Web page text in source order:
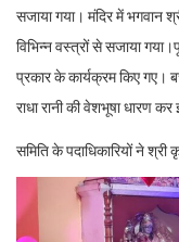
सजाया गया। मंदिर में भगवान
विभिन्न वस्त्रों से सजाया
प्रकार के कार्यक्रम किए गए।
राधा रानी की वेशभूषा धारण
समिति के पदाधिकारियों ने